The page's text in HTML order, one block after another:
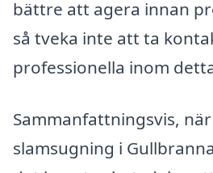
bättre att agera innan
så tveka inte att ta
professionella inom
Sammanfattningsvis,
slamsugning i